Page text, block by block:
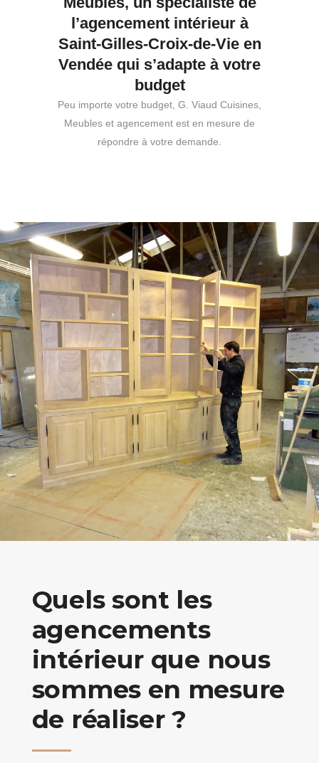
l’agencement intérieur à
Saint-Gilles-Croix-de-Vie en
Vendée qui s’adapte à votre
budget
Peu importe votre budget, G. Viaud Cuisines,
Meubles et agencement est en mesure de
répondre à votre demande.
Quels sont les
agencements
intérieur que nous
sommes en mesure
de réaliser ?